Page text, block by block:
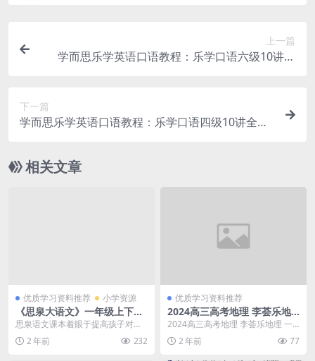
上一篇
学而思乐学英语口语教程：乐学口语六级10讲全
下一篇
学而思乐学英语口语教程：乐学口语四级10讲全
相关文章
优质学习资料推荐 小学资源
《思泉大语文》一年级上下册
全MP4视频+ PDF讲义课程，
思泉语文课本着眼于提高孩子对文
学的兴趣，让孩子主动接受文学的
熏陶，而不是为准备应...
2 年前 232
优质学习资料推荐
2024高三高考地理 李荟乐地
理 一轮
2024高三高考地理 李荟乐地理 一
轮 目录： 01.【高三】2023年7-1
2... 2 年前 77